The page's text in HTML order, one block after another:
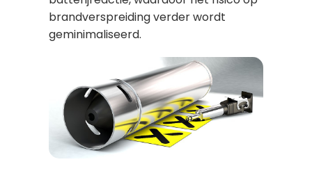
brandverspreiding verder wordt
geminimaliseerd.